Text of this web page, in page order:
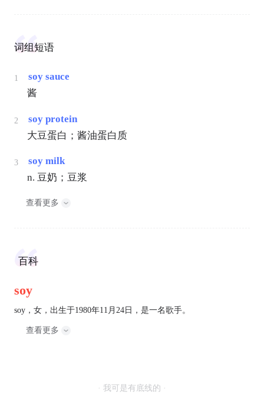
词组短语
1
soy sauce
酱
2
soy protein
大豆蛋白；酱油蛋白质
3
soy milk
n. 豆奶；豆浆
查看更多
百科
soy
soy，女，出生于1980年11月24日，是一名歌手。
查看更多
· 我可是有底线的 ·